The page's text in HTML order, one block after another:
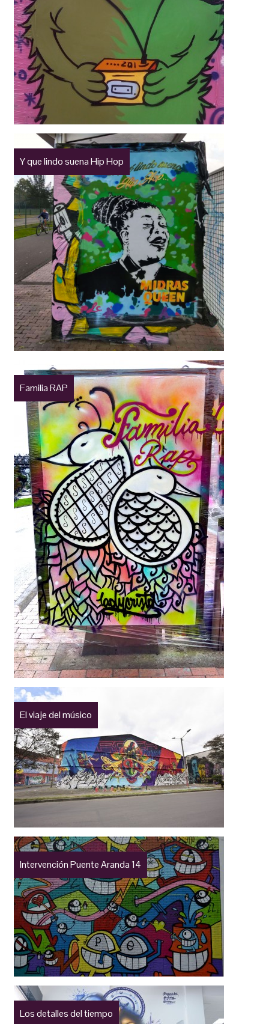
Y que lindo suena Hip Hop
Familia RAP
El viaje del músico
Intervención Puente Aranda 14
Los detalles del tiempo